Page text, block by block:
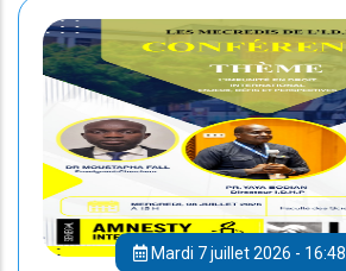
Mardi 7 juillet 2026 - 16:48